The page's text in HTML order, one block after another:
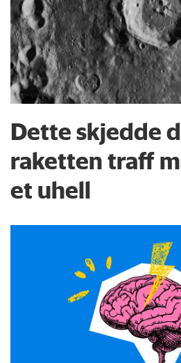
Dette skjedde
raketten traff
et uhell